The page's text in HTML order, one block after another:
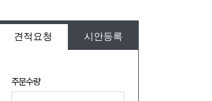
견적요청 시안등록
주문수량